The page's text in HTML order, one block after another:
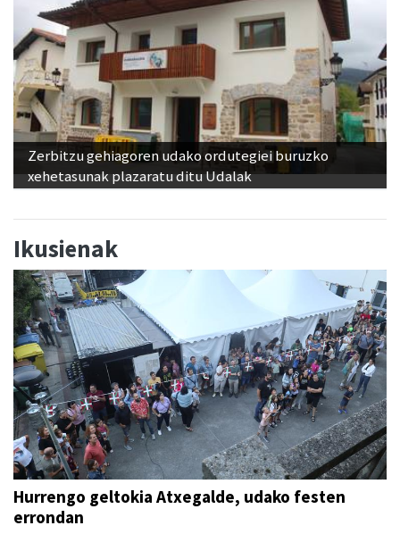
Zerbitzu gehiagoren udako ordutegiei buruzko
xehetasunak plazaratu ditu Udalak
Ikusienak
Hurrengo geltokia Atxegalde, udako festen
errondan